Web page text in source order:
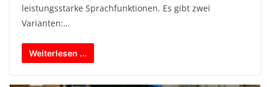
leistungsstarke Sprachfunktionen. Es gibt zwei
Varianten:…
Weiterlesen ...